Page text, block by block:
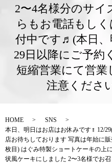
2〜4名様分のサ
らもお電話もし
付中です♬(本日
29日以降にご予約
短縮営業にて営
注意くださ
HOME
SNS
本日、明日はお店はお休みです‍♀️ 12/
店お待ちしております 写真は年始に
枚目) はぐみ特製ショートケーキの上
状風ケーキにしました 2〜3名様でお